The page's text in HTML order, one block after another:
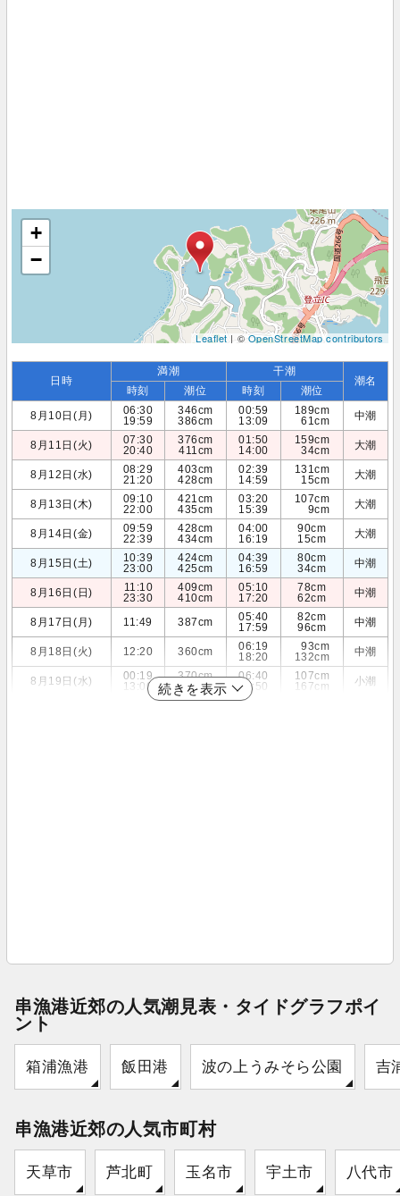
+
−
Leaflet| ©OpenStreetMap contributors
日時
満潮 干潮
潮名
時刻 潮位 時刻
潮位
8月10日(月)
06:30
19:59
346cm
386cm
00:59
13:09
189cm
61cm
中潮
8月11日(火)
07:30
20:40
376cm
411cm
01:50
14:00
159cm
34cm
大潮
8月12日(水)
08:29
21:20
403cm
428cm
02:39
14:59
131cm
15cm
大潮
8月13日(木)
09:10
22:00
421cm
435cm
03:20
15:39
107cm
9cm
大潮
8月14日(金)
09:59
22:39
428cm
434cm
04:00
16:19
90cm
15cm
大潮
8月15日(土)
10:39
23:00
424cm
425cm
04:39
16:59
80cm
34cm
中潮
8月16日(日)
11:10
23:30
409cm
410cm
05:10
17:20
78cm
62cm
中潮
8月17日(月) 11:49 387cm
05:40
17:59
82cm
96cm
中潮
8月18日(火) 12:20 360cm
06:19
18:20
93cm
132cm
中潮
8月19日(水)
00:19
13:00
370cm
331cm
06:40
18:50
107cm
167cm
小潮
続きを表示
串漁港近郊の人気潮見表・タイドグラフポイ
ント
箱浦漁港 飯田港 波の上うみそら公園 吉
串漁港近郊の人気市町村
天草市 芦北町 玉名市 宇土市 八代市